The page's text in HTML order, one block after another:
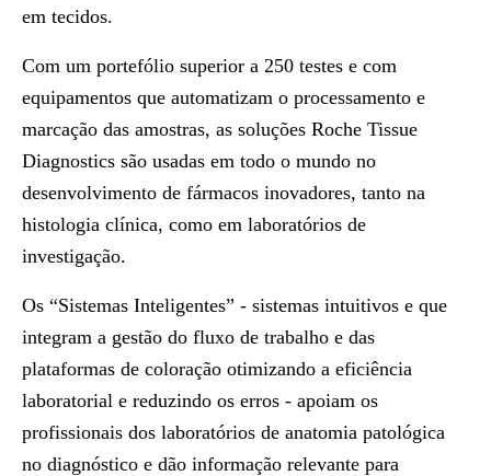
em tecidos.
Com um portefólio superior a 250 testes e com
equipamentos que automatizam o processamento e
marcação das amostras, as soluções Roche Tissue
Diagnostics são usadas em todo o mundo no
desenvolvimento de fármacos inovadores, tanto na
histologia clínica, como em laboratórios de
investigação.
Os “Sistemas Inteligentes” - sistemas intuitivos e que
integram a gestão do fluxo de trabalho e das
plataformas de coloração otimizando a eficiência
laboratorial e reduzindo os erros - apoiam os
profissionais dos laboratórios de anatomia patológica
no diagnóstico e dão informação relevante para